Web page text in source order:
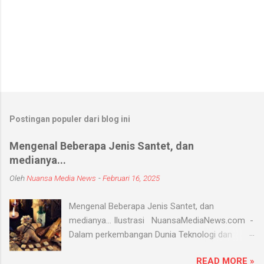
Postingan populer dari blog ini
Mengenal Beberapa Jenis Santet, dan
medianya...
OlehNuansa Media News -Februari 16, 2025
Mengenal Beberapa Jenis Santet, dan
medianya... Ilustrasi NuansaMediaNews.com -
Dalam perkembangan Dunia Teknologi dan
READ MORE »